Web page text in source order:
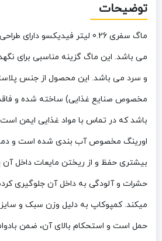
توضیحات
ماگ سفری 0.26 لیتر فیدیکسو
می باشد. این ماگ گزینه مناسبی برای
و سرد می باشد. این محصول از جنس
باشد که در تماس با مواد غذایی ایمن
اورینگ مخصوص آب بندی شده است و
بیشتری حفظ و از ریختن مایعات داخل آن
حشرات و آلودگی به داخل آن جلوگیری
میکند. کمپوکاپ به دلیل وزن سبک و
حمل است و استحکام بالای آن، ضمن